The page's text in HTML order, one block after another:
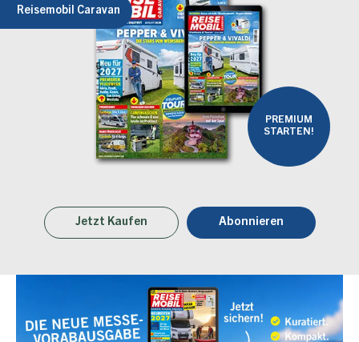
Reisemobil Caravan
PREMIUM
STARTEN!
Jetzt Kaufen Abonnieren